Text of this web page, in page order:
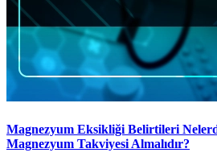
Magnezyum Eksikliği Belirtileri
Magnezyum Takviyesi Almalıdır?